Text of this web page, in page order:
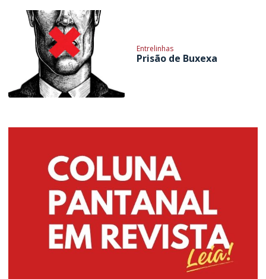
Entrelinhas
Prisão de Buxexa